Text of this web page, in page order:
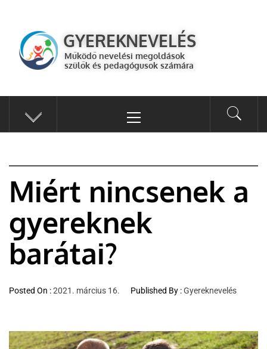
GYEREKNEVELÉS
számára
GYEREKNEVELÉS
Működő nevelési megoldások
szülők és pedagógusok számára
Miért nincsenek a
gyereknek
barátai?
Posted On :2021. március 16. Published By :Gyereknevelés